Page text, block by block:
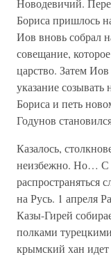
Новодевичий.
Бориса пришлось
Иов вновь собрал
совещание,
царство. Затем
указание созывать
Бориса и петь
Годунов
Казалось,
неизбежно. Но… С
распространяться
на Русь. 1 апреля
Казы-Гирей
полками
крымский хан